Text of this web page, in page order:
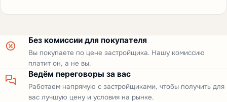
Без комиссии для покупателя
Вы покупаете по цене застройщика. Нашу комиссию
платит он, а не вы.
Ведём переговоры за вас
Работаем напрямую с застройщиками, чтобы получить для
вас лучшую цену и условия на рынке.